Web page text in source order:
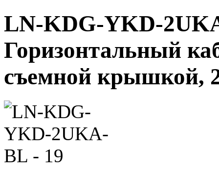
LN-KDG-YKD-
Горизонтальный
съемной крышкой,